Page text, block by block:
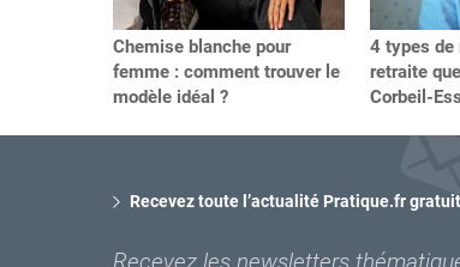
Chemise blanche pour
femme : comment trouver le
modèle idéal ?
4 types de
retraite
Corbeil-
Recevez toute l’actualité Pratique.fr